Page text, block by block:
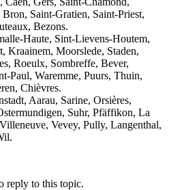
Saint-Gratien, Saint-Priest,
Bezons.
Haute, Sint-Lievens-Houtem,
Kraainem, Moorslede, Staden,
Roeulx, Sombreffe, Bever,
Paul, Waremme, Puurs, Thuin,
Chièvres.
Aarau, Sarine, Orsières,
Suhr, Pfäffikon, La
Vevey, Pully, Langenthal,
reply to this topic.